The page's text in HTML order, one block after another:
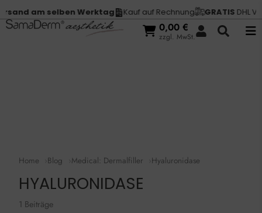
am selben Werktag Kauf auf Rechnung GRATISDHL
0,00 €
zzgl. MwSt.
Home Blog Medical: Dermalfiller Hyaluronidase
HYALURONIDASE
1 Beiträge